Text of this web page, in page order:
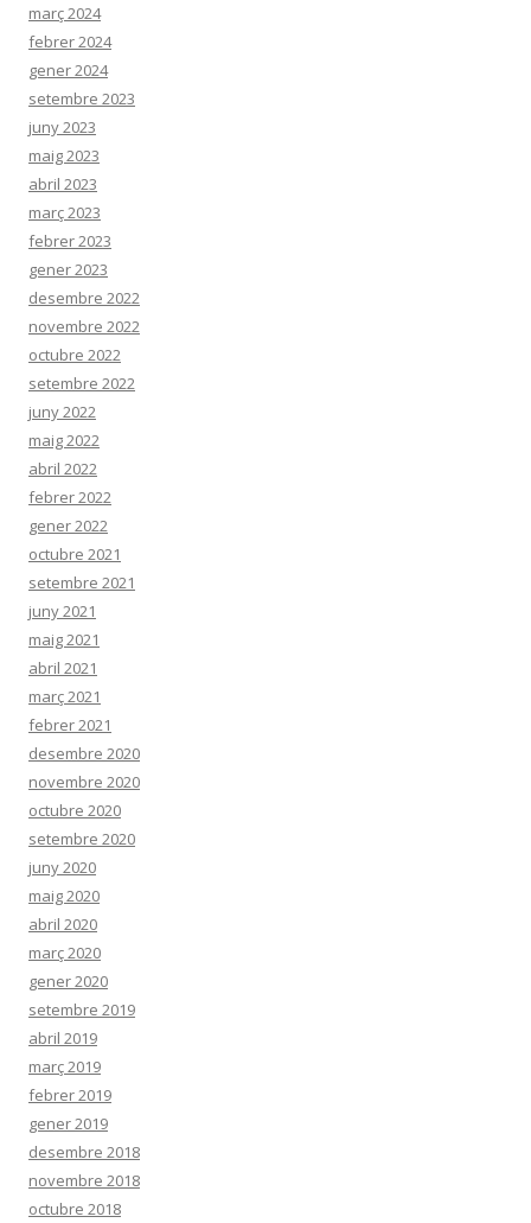
març 2024
febrer 2024
gener 2024
setembre 2023
juny 2023
maig 2023
abril 2023
març 2023
febrer 2023
gener 2023
desembre 2022
novembre 2022
octubre 2022
setembre 2022
juny 2022
maig 2022
abril 2022
febrer 2022
gener 2022
octubre 2021
setembre 2021
juny 2021
maig 2021
abril 2021
març 2021
febrer 2021
desembre 2020
novembre 2020
octubre 2020
setembre 2020
juny 2020
maig 2020
abril 2020
març 2020
gener 2020
setembre 2019
abril 2019
març 2019
febrer 2019
gener 2019
desembre 2018
novembre 2018
octubre 2018